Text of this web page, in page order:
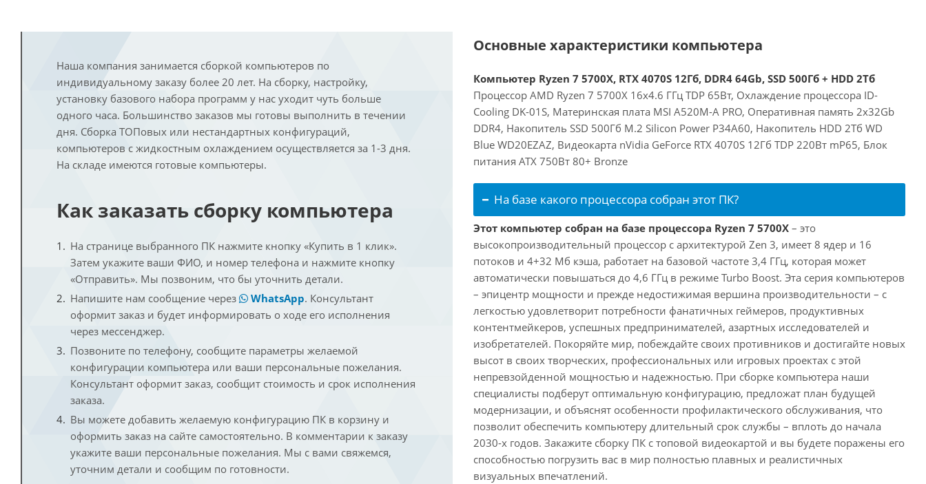
Наша компания занимается сборкой компьютеров по
индивидуальному заказу более 20 лет. На сборку, настройку,
установку базового набора программ у нас уходит чуть больше
одного часа. Большинство заказов мы готовы выполнить в течении
дня. Сборка ТОПовых или нестандартных конфигураций,
компьютеров с жидкостным охлаждением осуществляется за 1-3 дня.
На складе имеются готовые компьютеры.
Как заказать сборку компьютера
На странице выбранного ПК нажмите кнопку «Купить в 1 клик».
Затем укажите ваши ФИО, и номер телефона и нажмите кнопку
«Отправить». Мы позвоним, что бы уточнить детали.
Напишите нам сообщение через
WhatsApp. Консультант
оформит заказ и будет информировать о ходе его исполнения
через мессенджер.
Позвоните по телефону, сообщите параметры желаемой
конфигурации компьютера или ваши персональные пожелания.
Консультант оформит заказ, сообщит стоимость и срок исполнения
заказа.
Вы можете добавить желаемую конфигурацию ПК в корзину и
оформить заказ на сайте самостоятельно. В комментарии к заказу
укажите ваши персональные пожелания. Мы с вами свяжемся,
уточним детали и сообщим по готовности.
Основные характеристики компьютера
Компьютер Ryzen 7 5700X, RTX 4070S 12Гб, DDR4 64Gb, SSD 500Гб + HDD 2Тб
Процессор AMD Ryzen 7 5700X 16x4.6 ГГц TDP 65Вт, Охлаждение процессора ID-
Cooling DK-01S, Материнская плата MSI A520M-A PRO, Оперативная память 2x32Gb
DDR4, Накопитель SSD 500Гб M.2 Silicon Power P34A60, Накопитель HDD 2Тб WD
Blue WD20EZAZ, Видеокарта nVidia GeForce RTX 4070S 12Гб TDP 220Вт mP65, Блок
питания ATX 750Вт 80+ Bronze
На базе какого процессора собран этот ПК?
Этот компьютер собран на базе процессора Ryzen 7 5700X – это
высокопроизводительный процессор с архитектурой Zen 3, имеет 8 ядер и 16
потоков и 4+32 Мб кэша, работает на базовой частоте 3,4 ГГц, которая может
автоматически повышаться до 4,6 ГГц в режиме Turbo Boost. Эта серия компьютеров
– эпицентр мощности и прежде недостижимая вершина производительности – с
легкостью удовлетворит потребности фанатичных геймеров, продуктивных
контентмейкеров, успешных предпринимателей, азартных исследователей и
изобретателей. Покоряйте мир, побеждайте своих противников и достигайте новых
высот в своих творческих, профессиональных или игровых проектах с этой
непревзойденной мощностью и надежностью. При сборке компьютера наши
специалисты подберут оптимальную конфигурацию, предложат план будущей
модернизации, и объяснят особенности профилактического обслуживания, что
позволит обеспечить компьютеру длительный срок службы – вплоть до начала
2030-х годов. Закажите сборку ПК с топовой видеокартой и вы будете поражены его
способностью погрузить вас в мир полностью плавных и реалистичных
визуальных впечатлений.